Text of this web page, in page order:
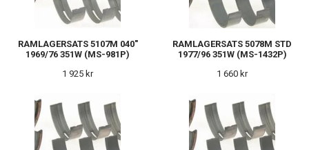
RAMLAGERSATS 5107M 040"
1969/76 351W (MS-981P)
1 925 kr
RAMLAGERSATS 5078M STD
1977/96 351W (MS-1432P)
1 660 kr